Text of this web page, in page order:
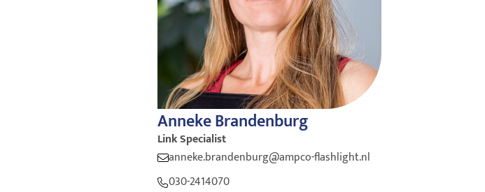
Anneke Brandenburg
Link Specialist
anneke.brandenburg@ampco-flashlight.nl
030-2414070